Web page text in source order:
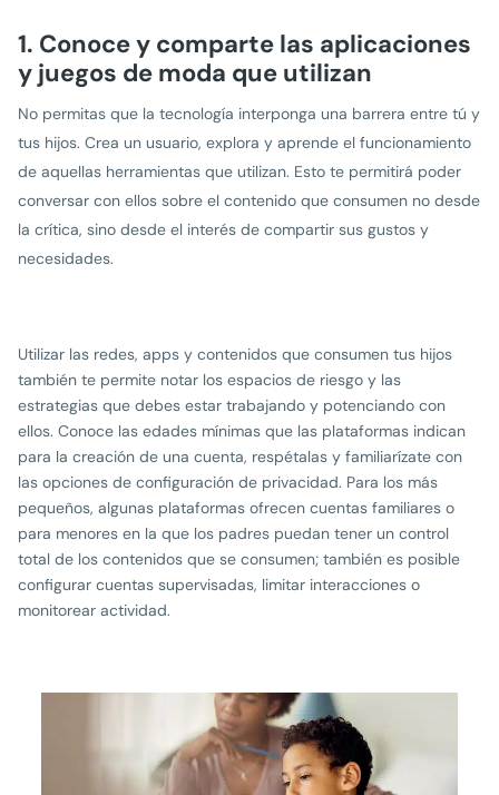
1. Conoce y comparte las aplicaciones
y juegos de moda que utilizan
No permitas que la tecnología interponga una barrera entre tú y
tus hijos. Crea un usuario, explora y aprende el funcionamiento
de aquellas herramientas que utilizan. Esto te permitirá poder
conversar con ellos sobre el contenido que consumen no desde
la crítica, sino desde el interés de compartir sus gustos y
necesidades.
Utilizar las redes, apps y contenidos que consumen tus hijos
también te permite notar los espacios de riesgo y las
estrategias que debes estar trabajando y potenciando con
ellos. Conoce las edades mínimas que las plataformas indican
para la creación de una cuenta, respétalas y familiarízate con
las opciones de configuración de privacidad. Para los más
pequeños, algunas plataformas ofrecen cuentas familiares o
para menores en la que los padres puedan tener un control
total de los contenidos que se consumen; también es posible
configurar cuentas supervisadas, limitar interacciones o
monitorear actividad.